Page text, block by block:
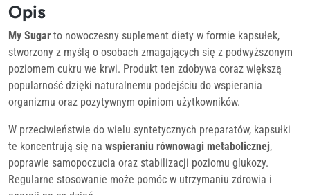
Opis
My Sugar to nowoczesny suplement diety w formie kapsułek,
stworzony z myślą o osobach zmagających się z podwyższonym
poziomem cukru we krwi. Produkt ten zdobywa coraz większą
popularność dzięki naturalnemu podejściu do wspierania
organizmu oraz pozytywnym opiniom użytkowników.
W przeciwieństwie do wielu syntetycznych preparatów, kapsułki
te koncentrują się na wspieraniu równowagi metabolicznej,
poprawie samopoczucia oraz stabilizacji poziomu glukozy.
Regularne stosowanie może pomóc w utrzymaniu zdrowia i